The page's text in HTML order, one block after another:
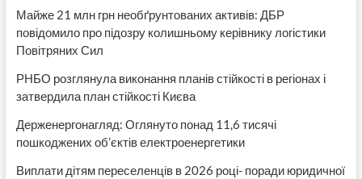
влади»:
«Нова
маніпуляція»
Майже 21 млн грн необґрунтованих активів: ДБР
повідомило про підозру колишньому керівнику логістики
Повітряних Сил
РНБО розглянула виконання планів стійкості в регіонах і
затвердила план стійкості Києва
Держенергонагляд: Оглянуто понад 11,6 тисячі
пошкоджених об’єктів електроенергетики
Виплати дітям переселенців в 2026 році- поради юридичної